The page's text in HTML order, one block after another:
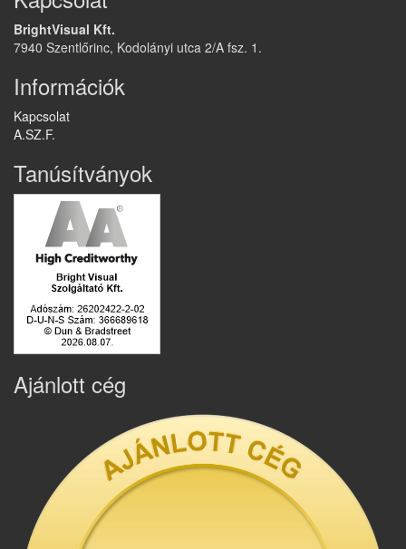
BrightVisual Kft.
7940 Szentlőrinc, Kodolányi utca 2/A fsz. 1.
Információk
Kapcsolat
A.SZ.F.
Tanúsítványok
Ajánlott cég